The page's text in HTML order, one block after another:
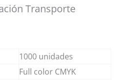
Transporte
1000 unidades
Full color CMYK